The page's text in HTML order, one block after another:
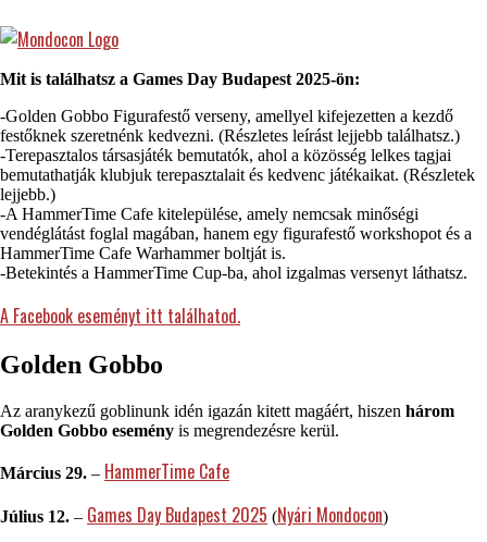
Mit is találhatsz a Games Day Budapest 2025-ön:
-Golden Gobbo Figurafestő verseny, amellyel kifejezetten a kezdő
festőknek szeretnénk kedvezni. (Részletes leírást lejjebb találhatsz.)
-Terepasztalos társasjáték bemutatók, ahol a közösség lelkes tagjai
bemutathatják klubjuk terepasztalait és kedvenc játékaikat. (Részletek
lejjebb.)
-A HammerTime Cafe kitelepülése, amely nemcsak minőségi
vendéglátást foglal magában, hanem egy figurafestő workshopot és a
HammerTime Cafe Warhammer boltját is.
-Betekintés a HammerTime Cup-ba, ahol izgalmas versenyt láthatsz.
A Facebook eseményt itt találhatod.
Golden Gobbo
Az aranykezű goblinunk idén igazán kitett magáért, hiszen három
Golden Gobbo esemény is megrendezésre kerül.
Március 29. – HammerTime Cafe
Július 12. – Games Day Budapest 2025 (Nyári Mondocon)